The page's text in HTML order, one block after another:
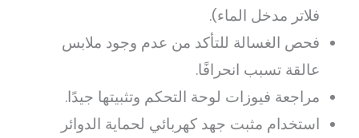
فلاتر مدخل الماء).
فحص الغسالة للتأكد من عدم وجود ملابس
عالقة تسبب انحرافًا.
مراجعة فيوزات لوحة التحكم وتثبيتها جيدًا.
استخدام مثبت جهد كهربائي لحماية الدوائر